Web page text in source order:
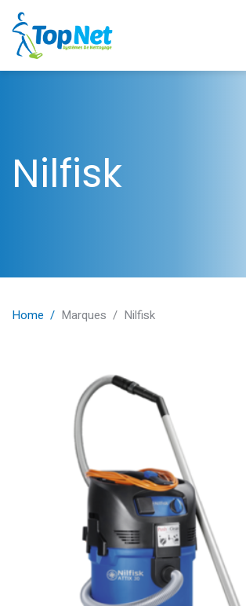
À PROPOS
PRODUITS
Nilfisk
Home Marques Nilfisk